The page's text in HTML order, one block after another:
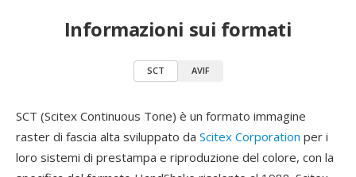
Informazioni sui formati
SCT AVIF
SCT (Scitex Continuous Tone) è un formato immagine
raster di fascia alta sviluppato da Scitex Corporation per i
loro sistemi di prestampa e riproduzione del colore, con la